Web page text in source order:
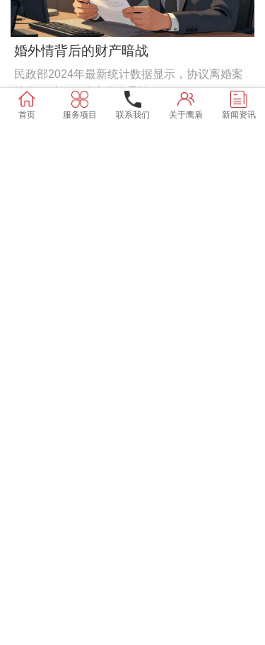
婚外情背后的财产暗战
民政部2024年最新统计数据显示，协议离婚案
件中超过62%的当事人承认，...
2026-08-05
首页 服务项目 联系我们 关于鹰盾 新闻资讯